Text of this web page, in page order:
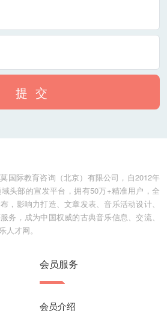
提 交
国际教育咨询（北京）有限公司，自2012年
头部的宣发平台，拥有50万+精准用户，全
，影响力打造、文章发表、音乐活动设计、
务，成为中国权威的古典音乐信息、交流、
人才网。
会员服务
会员介绍